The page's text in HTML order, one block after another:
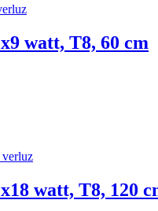
watt, T8, 60 cm
watt, T8, 120